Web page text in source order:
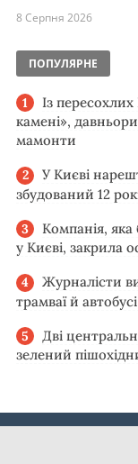
8 Серпня 2026
ПОПУЛЯРНЕ
Із
камені»,
мамонти
У Києві
збудований 12
Компанія,
у Києві, закрила
Журналісти
трамваї й
Дві
зелений